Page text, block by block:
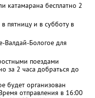
катамарана бесплатно 2
пятницу и в субботу в
Валдай-Бологое для
поездами
за 2 часа добраться до
будет организован
отправления в 16:00